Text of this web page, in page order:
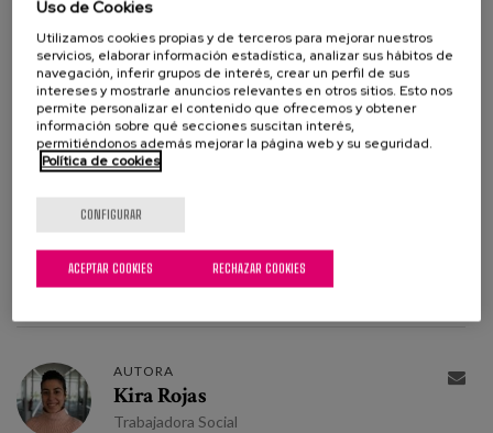
contándote parte de ellos.
Por mi experiencia puedo remarcar que como trabajadora
social, aportamos mucha luz, iluminamos a muchas de las
familias que llegan, a las que llegamos y a las que
acompañamos en el proceso de recuperación del bienestar
personal y familiar. Por eso, es imprescindible visibilizar
Matia Orienta y su labor, y viendo que es parte de la
filosofía Ubuntu aprovechamos este día para hacerlo.
Porque Matia OrientaEs tuyo, es vuestro, es nuestro y es de
AUTORA
Kira Rojas
Trabajadora Social

Uso de Cookies
Utilizamos cookies propias y de terceros para mejorar nuestros
servicios, elaborar información estadística, analizar sus hábitos de
navegación, inferir grupos de interés, crear un perfil de sus
intereses y mostrarle anuncios relevantes en otros sitios. Esto nos
permite personalizar el contenido que ofrecemos y obtener
información sobre qué secciones suscitan interés,
permitiéndonos además mejorar la página web y su seguridad.
Política de cookies
CONFIGURAR
RECHAZAR COOKIES
ACEPTAR COOKIES